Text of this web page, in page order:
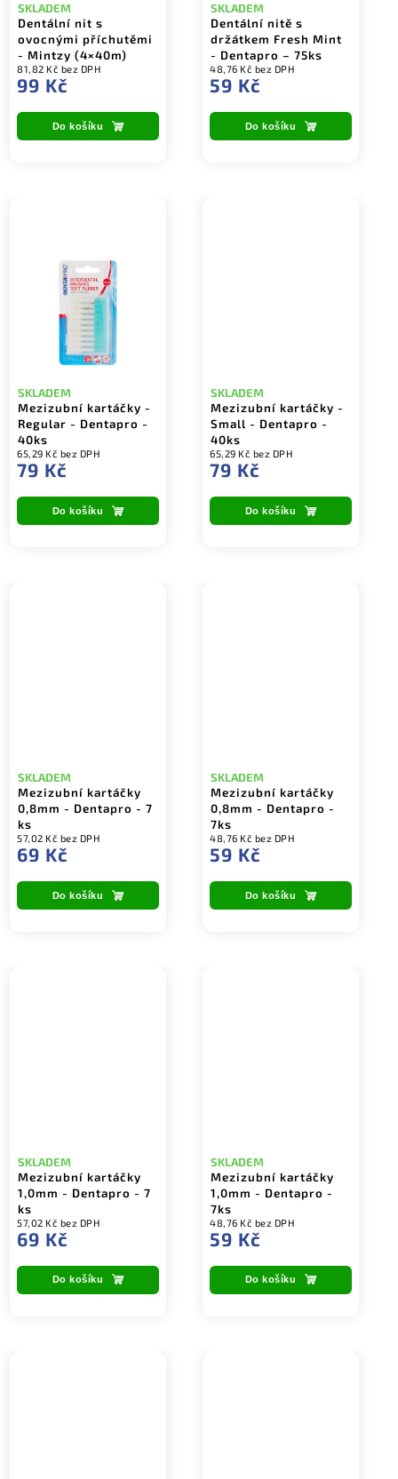
Dentální nit s
ovocnými příchutěmi
- Mintzy (4×40m)
SKLADEM
81,82 Kč bez DPH
99 Kč
Do košíku
Dentální nitě s
držátkem Fresh Mint
- Dentapro – 75ks
SKLADEM
48,76 Kč bez DPH
59 Kč
Do košíku
Mezizubní kartáčky -
Regular - Dentapro -
40ks
SKLADEM
65,29 Kč bez DPH
79 Kč
Do košíku
Mezizubní kartáčky -
Small - Dentapro -
40ks
SKLADEM
65,29 Kč bez DPH
79 Kč
Do košíku
Mezizubní kartáčky
0,8mm - Dentapro - 7
ks
SKLADEM
57,02 Kč bez DPH
69 Kč
Do košíku
Mezizubní kartáčky
0,8mm - Dentapro -
7ks
SKLADEM
48,76 Kč bez DPH
59 Kč
Do košíku
Mezizubní kartáčky
1,0mm - Dentapro - 7
ks
SKLADEM
57,02 Kč bez DPH
69 Kč
Do košíku
Mezizubní kartáčky
1,0mm - Dentapro -
7ks
SKLADEM
48,76 Kč bez DPH
59 Kč
Do košíku